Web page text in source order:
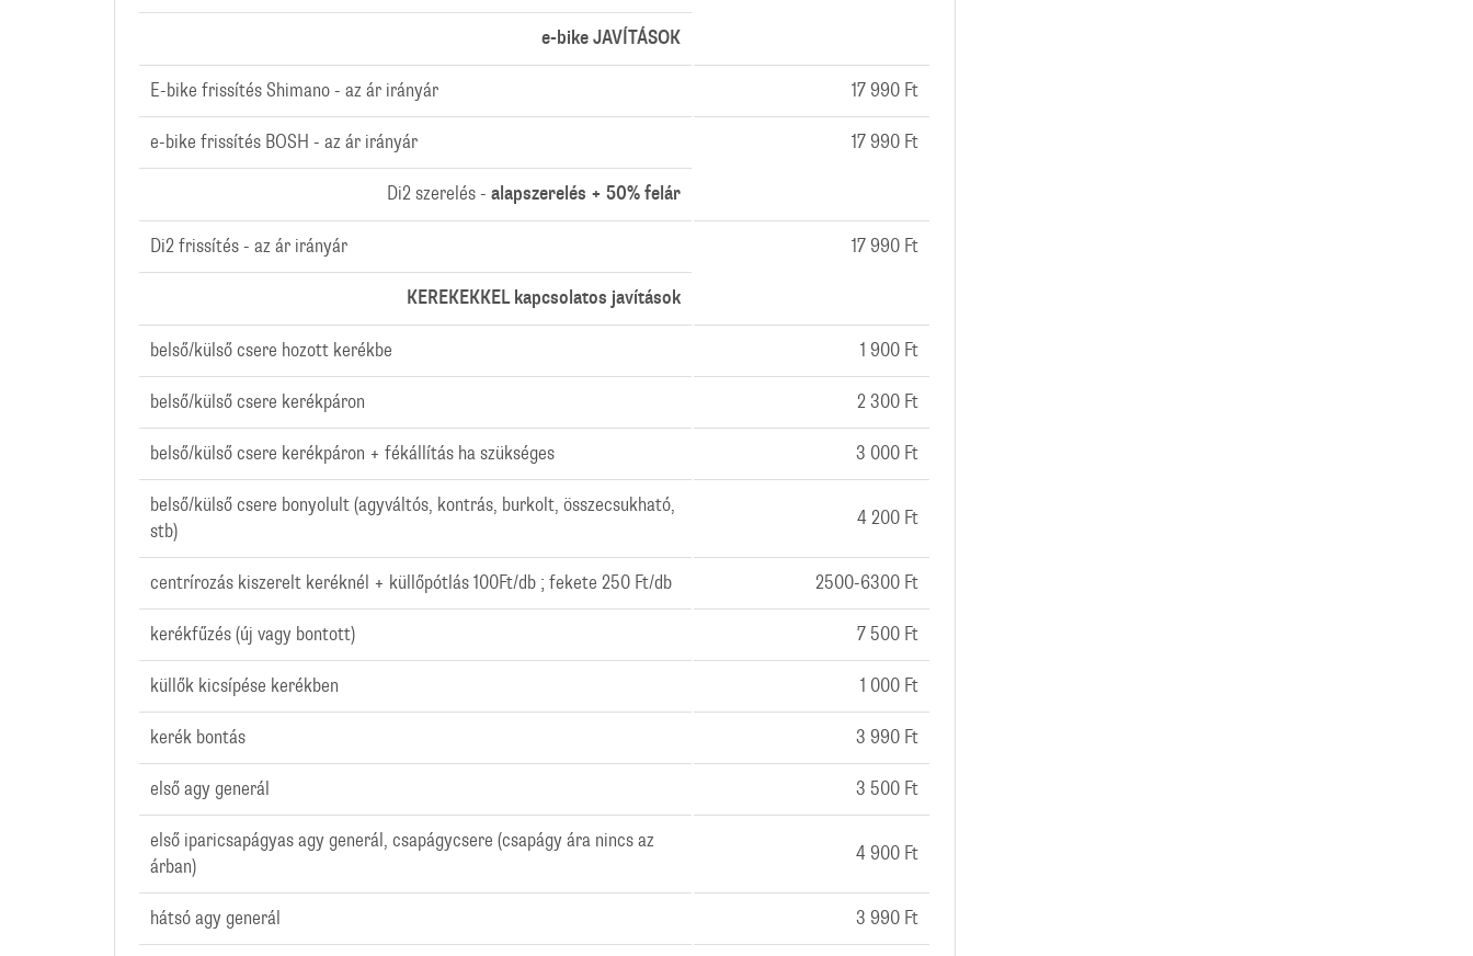
e-bike JAVÍTÁSOK
E-bike frissítés Shimano - az ár irányár 17 990 Ft
e-bike frissítés BOSH - az ár irányár 17 990 Ft
Di2 szerelés - alapszerelés + 50% felár
Di2 frissítés - az ár irányár 17 990 Ft
KEREKEKKEL kapcsolatos javítások
belső/külső csere hozott kerékbe 1 900 Ft
belső/külső csere kerékpáron 2 300 Ft
belső/külső csere kerékpáron + fékállítás ha szükséges 3 000 Ft
belső/külső csere bonyolult (agyváltós, kontrás, burkolt, összecsukható,
stb)
4 200 Ft
centrírozás kiszerelt keréknél + küllőpótlás 100Ft/db ; fekete 250 Ft/db 2500-6300 Ft
kerékfűzés (új vagy bontott) 7 500 Ft
küllők kicsípése kerékben 1 000 Ft
kerék bontás 3 990 Ft
első agy generál 3 500 Ft
első iparicsapágyas agy generál, csapágycsere (csapágy ára nincs az
árban)
4 900 Ft
hátsó agy generál 3 990 Ft